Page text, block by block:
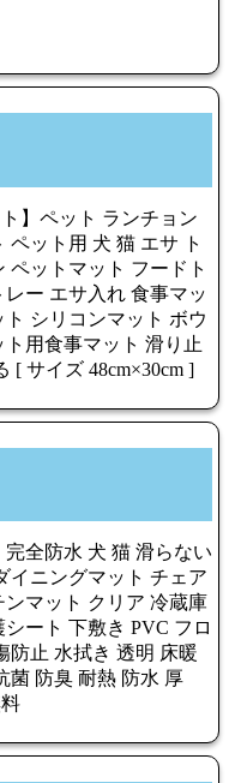
ト】ペット ランチョン
ペット用 犬 猫 エサ ト
ペットマット フードト
レー エサ入れ 食事マッ
ト シリコンマット ボウ
ト用食事マット 滑り止
[ サイズ 48cm×30cm ]
全防水 犬 猫 滑らない
イニングマット チェア
ンマット クリア 冷蔵庫
ート 下敷き PVC フロ
防止 水拭き 透明 床暖
菌 防臭 耐熱 防水 厚